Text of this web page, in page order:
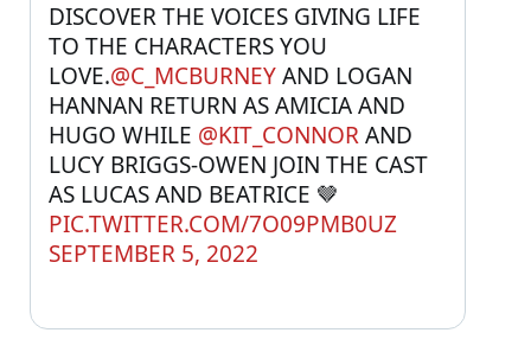
DISCOVER THE VOICES GIVING LIFE
TO THE CHARACTERS YOU
LOVE.@C_MCBURNEY AND LOGAN
HANNAN RETURN AS AMICIA AND
HUGO WHILE @KIT_CONNOR AND
LUCY BRIGGS-OWEN JOIN THE CAST
PIC.TWITTER.COM/7O09PMB0UZ
SEPTEMBER 5, 2022